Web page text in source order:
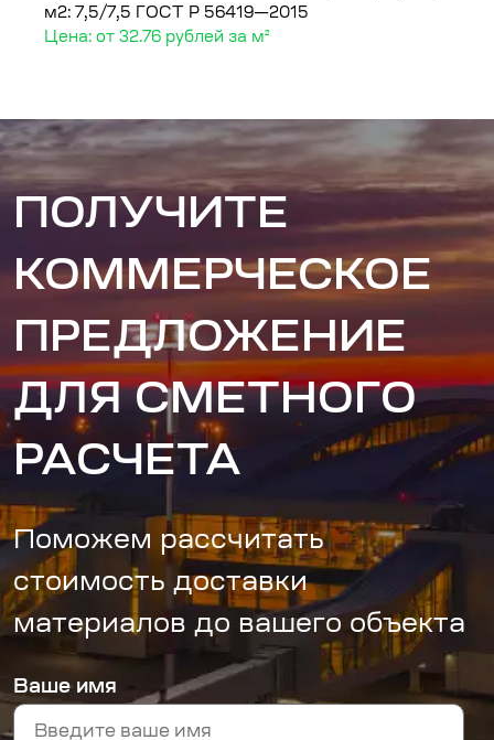
м2: 7,5/7,5
ГОСТ Р 56419—2015
Цена: от 32.76 рублей за м²
ПОЛУЧИТЕ
КОММЕРЧЕСКОЕ
ПРЕДЛОЖЕНИЕ
ДЛЯ СМЕТНОГО
РАСЧЕТА
Поможем рассчитать
стоимость доставки
материалов до вашего объекта
Ваше имя